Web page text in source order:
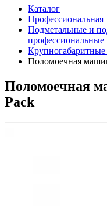
Каталог
Профессиональная
Подметальные и
Поломоечная
Поломоечная
Pack